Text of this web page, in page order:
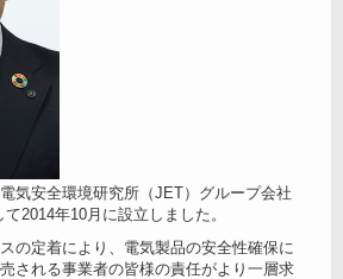
気安全環境研究所（JET）グループ会社
て2014年10月に設立しました。
の定着により、電気製品の安全性確保に
される事業者の皆様の責任がより一層求